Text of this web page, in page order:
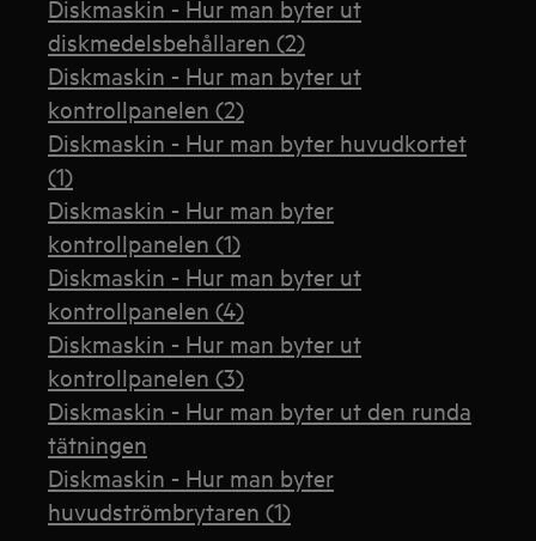
Diskmaskin - Hur man byter ut
diskmedelsbehållaren (2)
Diskmaskin - Hur man byter ut
kontrollpanelen (2)
Diskmaskin - Hur man byter huvudkortet
(1)
Diskmaskin - Hur man byter
kontrollpanelen (1)
Diskmaskin - Hur man byter ut
kontrollpanelen (4)
Diskmaskin - Hur man byter ut
kontrollpanelen (3)
Diskmaskin - Hur man byter ut den runda
tätningen
Diskmaskin - Hur man byter
huvudströmbrytaren (1)